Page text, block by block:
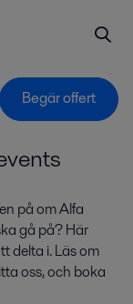
Begär offert
på om Alfa
gå på? Här
delta i. Läs om
oss, och boka